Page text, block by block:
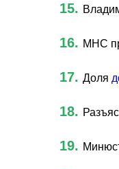
15.
16. МНС
17. Доля
18.
19.